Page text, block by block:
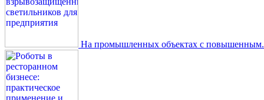
На промышленных объектах с